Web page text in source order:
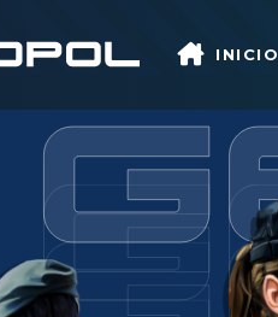
INICIO